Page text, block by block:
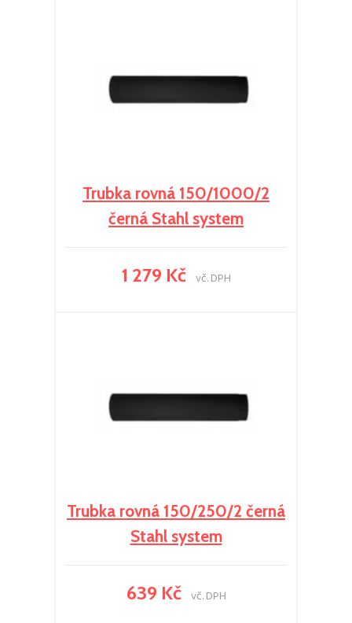
Trubka rovná 150/1000/2
černá Stahl system
1 279 Kč vč. DPH
Trubka rovná 150/250/2 černá
Stahl system
639 Kč vč. DPH